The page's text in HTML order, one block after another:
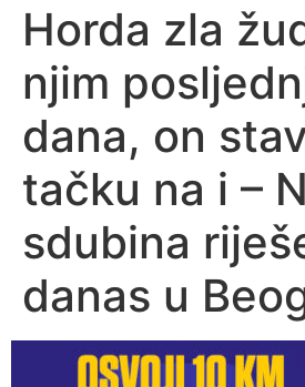
Horda zla
njim
dana, on
tačku na i –
sdubina
danas u